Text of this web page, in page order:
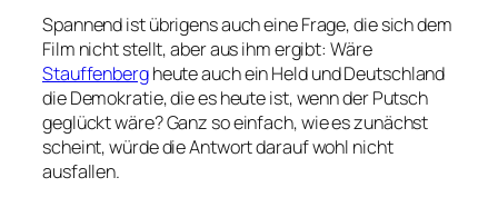
Spannend ist übrigens auch eine Frage, die sich dem
Film nicht stellt, aber aus ihm ergibt: Wäre
Stauffenbergheute auch ein Held und Deutschland
die Demokratie, die es heute ist, wenn der Putsch
geglückt wäre? Ganz so einfach, wie es zunächst
scheint, würde die Antwort darauf wohl nicht
ausfallen.